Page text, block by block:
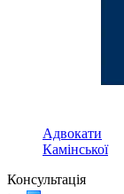
Адвокати
Камінської
Консультація